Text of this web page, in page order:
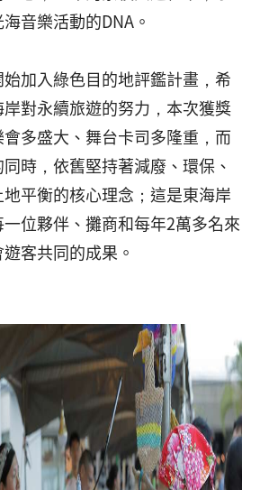
音樂活動的DNA。
加入綠色目的地評鑑計畫，希
對永續旅遊的努力，本次獲獎
多盛大、舞台卡司多隆重，而
時，依舊堅持著減廢、環保、
平衡的核心理念；這是東海岸
位夥伴、攤商和每年2萬多名來
客共同的成果。